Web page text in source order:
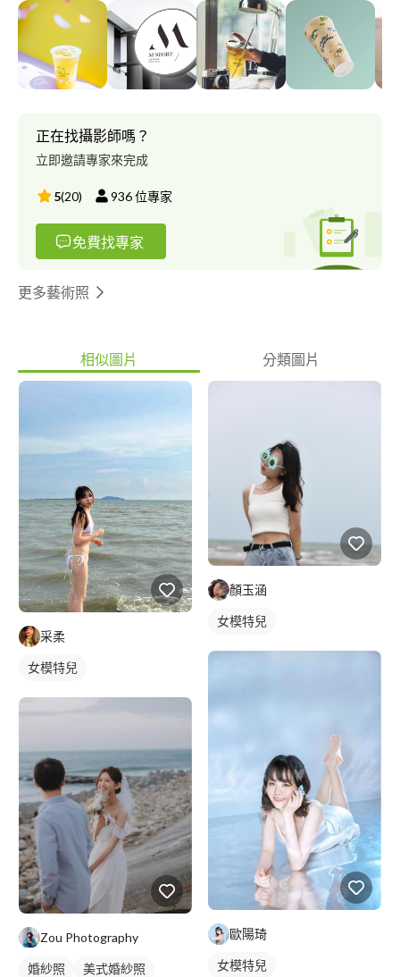
鎖飲品-迷客夏 品牌設計總監，同時具有行銷相關背景，在不斷變
動的市場風向中，能以商業角度洞察消費者思維，使美感及功能性
達成平衡，賦予品牌不同的生命力創造價值，也能從設計的角度在
前期溝通與執行拍攝的素材，提供前後期整合的一條龍服務。 ?風
格多元，擅長文青、簡約質感的呈現手法，也擅於用影像傳達故
服務，包含：品牌形象、包裝設計、平面設計、商品拍攝、媒體宣
傳、形象寫真等。 歡迎專案委託或長短期合作、顧問等形式配
合。 ?因各專案需求、呈現方式皆有不同，歡迎聯繫諮詢報價，也
可提供預算來為您做規劃。 —— 服務項目 —— ?設計類 1.品牌形象
識別、LOGO設計 2.名片設計 3.海報、DM、菜單設計 4.包裝設計
5.廣告設計(布條、電子Banner、社群推播) 6.書籍封面、手冊、簡
報設計 7.插畫懶人包設計 ?影像類 1.網拍人像服飾 2.商品、美食攝
影 3.商品使用情境拍攝 4.媒體廣宣、業配情境拍攝 5.企業情境形象
拍攝 6.人像寫真拍攝、寫真企劃、設計 7.活動紀錄、婚攝
正在找攝影師嗎？
立即邀請專家來完成
5(20) 936位專家
免費找專家
更多藝術照
相似圖片 分類圖片
采柔
女模特兒
Zou Photography
婚紗照
美式婚紗照
顏玉涵
女模特兒
歐陽琦
女模特兒